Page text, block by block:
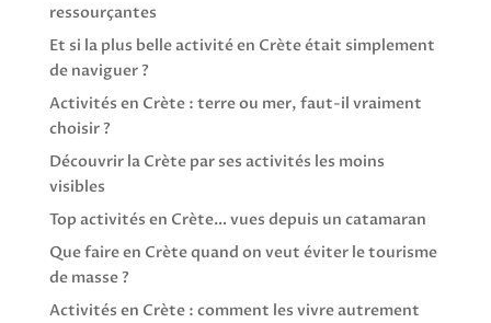
ressourçantes
Et si la plus belle activité en Crète était simplement
de naviguer ?
Activités en Crète : terre ou mer, faut-il vraiment
choisir ?
Découvrir la Crète par ses activités les moins
visibles
Top activités en Crète… vues depuis un catamaran
Que faire en Crète quand on veut éviter le tourisme
de masse ?
Activités en Crète : comment les vivre autrement